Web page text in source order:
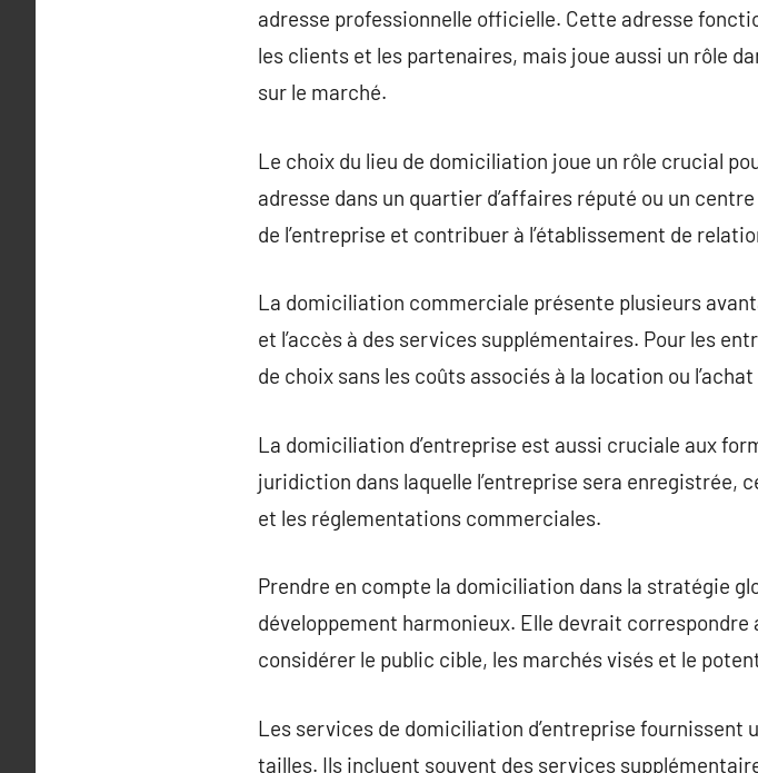
adresse professionnelle officielle. Cette adresse
les clients et les partenaires, mais joue aussi un rôle
sur le marché.
Le choix du lieu de domiciliation joue un rôle crucial
adresse dans un quartier d’affaires réputé ou un
de l’entreprise et contribuer à l’établissement de
La domiciliation commerciale présente plusieurs
et l’accès à des services supplémentaires. Pour les
de choix sans les coûts associés à la location ou
La domiciliation d’entreprise est aussi cruciale aux
juridiction dans laquelle l’entreprise sera enregistrée,
et les réglementations commerciales.
Prendre en compte la domiciliation dans la stratégie
développement harmonieux. Elle devrait
considérer le public cible, les marchés visés et le
Les services de domiciliation d’entreprise
tailles. Ils incluent souvent des services